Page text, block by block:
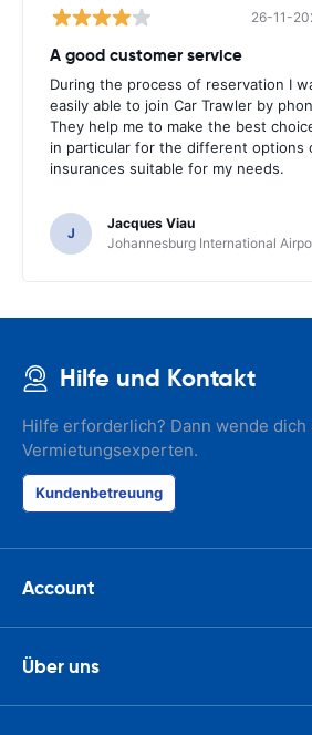
26-11-
A good customer service
During the process of reservation I
easily able to join Car Trawler by
They help me to make the best
in particular for the different options
insurances suitable for my needs.
J
Jacques Viau
Johannesburg International
Hilfe und Kontakt
Hilfe erforderlich? Dann wende
Vermietungsexperten.
Kundenbetreuung
Account
Über uns